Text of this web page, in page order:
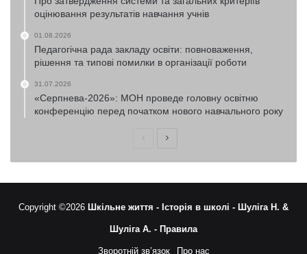
оцінювання результатів навчання учнів
01.08.2026
Педагогічна рада закладу освіти: повноваження,
рішення та типові помилки в організації роботи
31.07.2026
«Серпнева-2026»: МОН проведе головну освітню
конференцію перед початком нового навчального року
ПопередняНаступна
Copyright ©2026 Шкільне життя - Історія в школі - Шуліга Н. &
Шуліга А. - Правила
Зворотній зв’язок Про нас